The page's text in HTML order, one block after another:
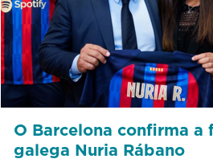
O Barcelona confirma a
galega Nuria Rábano